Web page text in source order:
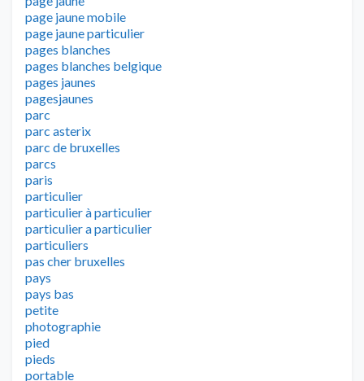
page jaune mobile
page jaune particulier
pages blanches
pages blanches belgique
pages jaunes
pagesjaunes
parc
parc asterix
parc de bruxelles
parcs
paris
particulier
particulier à particulier
particulier a particulier
particuliers
pas cher bruxelles
pays
pays bas
petite
photographie
pied
pieds
portable